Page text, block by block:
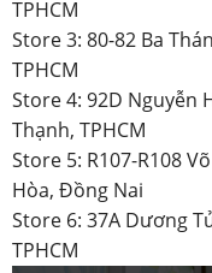
TPHCM
Store 3: 80-82 Ba
TPHCM
Store 4: 92D Nguyễn
Thạnh, TPHCM
Store 5: R107-R108
Hòa, Đồng Nai
Store 6: 37A Dương
TPHCM